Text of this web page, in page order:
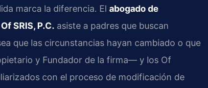
marca la diferencia. El abogado de
SRIS, P.C. asiste a padres que buscan
que las circunstancias hayan cambiado o que
y Fundador de la firma— y los Of
con el proceso de modificación de